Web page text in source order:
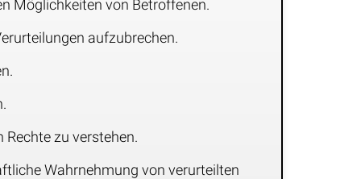
Möglichkeiten von Betroffenen.
aufzubrechen.
zu verstehen.
Wahrnehmung von verurteilten